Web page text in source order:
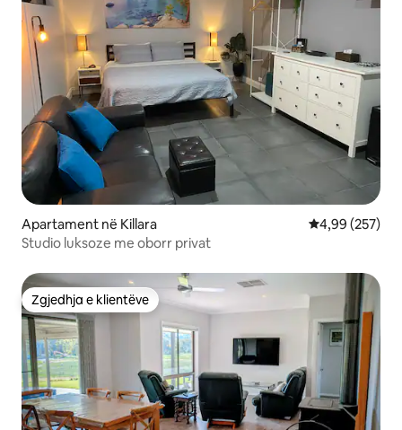
Apartament në Killara Vlerësimi
4,99 (257)
Studio luksoze me oborr privat
Zgjedhja e klientëve
Zgjedhja e klientëve